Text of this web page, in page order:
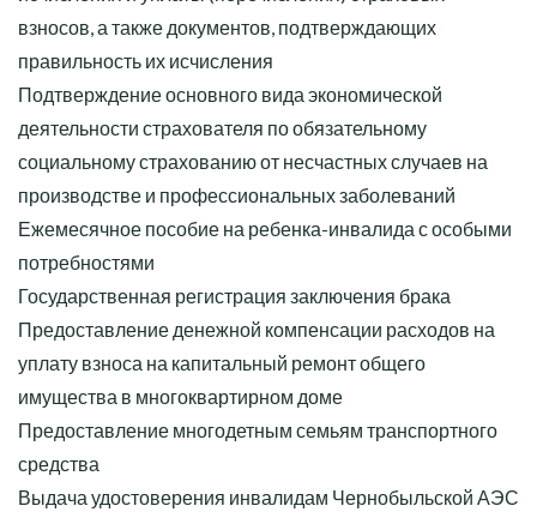
взносов, а также документов, подтверждающих
правильность их исчисления
Подтверждение основного вида экономической
деятельности страхователя по обязательному
социальному страхованию от несчастных случаев на
производстве и профессиональных заболеваний
Ежемесячное пособие на ребенка-инвалида с особыми
потребностями
Государственная регистрация заключения брака
Предоставление денежной компенсации расходов на
уплату взноса на капитальный ремонт общего
имущества в многоквартирном доме
Предоставление многодетным семьям транспортного
средства
Выдача удостоверения инвалидам Чернобыльской АЭС